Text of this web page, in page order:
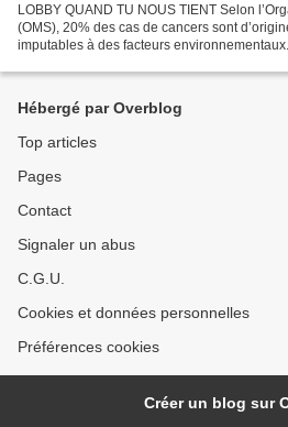
LOBBY QUAND TU NOUS TIENT Selon
(OMS), 20% des cas de cancers sont
imputables à des facteurs
Hébergé par Overblog
Top articles
Pages
Contact
Signaler un abus
C.G.U.
Cookies et données personnelles
Préférences cookies
Créer un blog sur